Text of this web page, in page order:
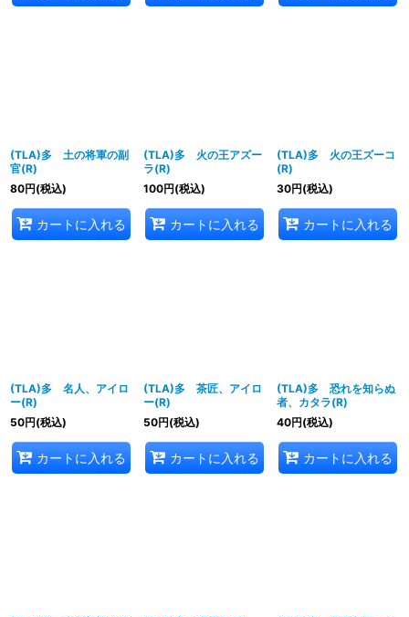
(TLA)多 土の将軍の副
官(R)
80円(税込)
カートに入れる
(TLA)多 火の王アズー
ラ(R)
100円(税込)
カートに入れる
(TLA)多 火の王ズーコ
(R)
30円(税込)
カートに入れる
(TLA)多 名人、アイロ
ー(R)
50円(税込)
カートに入れる
(TLA)多 茶匠、アイロ
ー(R)
50円(税込)
カートに入れる
(TLA)多 恐れを知らぬ
者、カタラ(R)
40円(税込)
カートに入れる